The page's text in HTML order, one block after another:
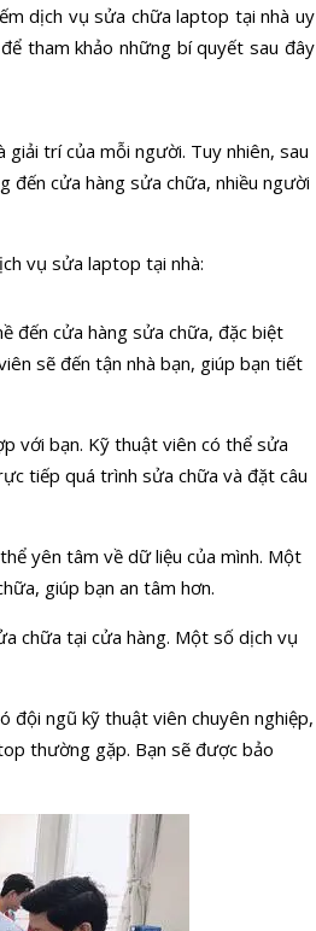
dịch vụ sửa chữa laptop tại nhà uy
tham khảo những bí quyết sau đây
trí của mỗi người. Tuy nhiên, sau
đến cửa hàng sửa chữa, nhiều người
vụ sửa laptop tại nhà:
đến cửa hàng sửa chữa, đặc biệt
sẽ đến tận nhà bạn, giúp bạn tiết
với bạn. Kỹ thuật viên có thể sửa
tiếp quá trình sửa chữa và đặt câu
yên tâm về dữ liệu của mình. Một
giúp bạn an tâm hơn.
chữa tại cửa hàng. Một số dịch vụ
đội ngũ kỹ thuật viên chuyên nghiệp,
thường gặp. Bạn sẽ được bảo